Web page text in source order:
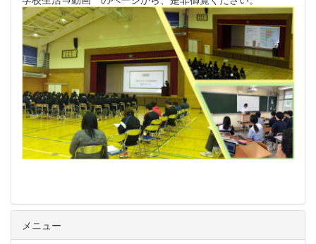
メニュー